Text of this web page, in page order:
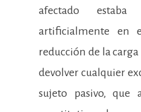
afectado
artificialmente en
reducción de la carga
devolver cualquier
sujeto pasivo, que